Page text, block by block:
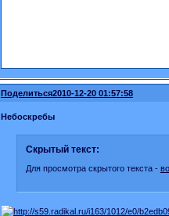
Поделиться2010-12-20 01:57:58
Небоскребы
Скрытый текст:
Для просмотра скрытого текста -